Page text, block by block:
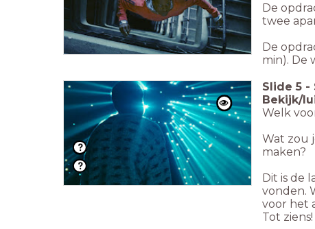
De
twee
De
min). De
Slide 5 -
Bekijk/
Welk
Wat zou
maken?
Dit is de
vonden.
voor het
Tot ziens!